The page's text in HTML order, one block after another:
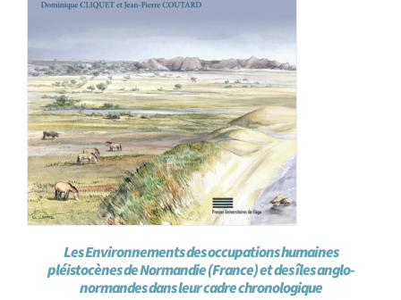
Les Environnements des occupations humaines
pléistocènes de Normandie (France) et des îles anglo-
normandes dans leur cadre chronologique